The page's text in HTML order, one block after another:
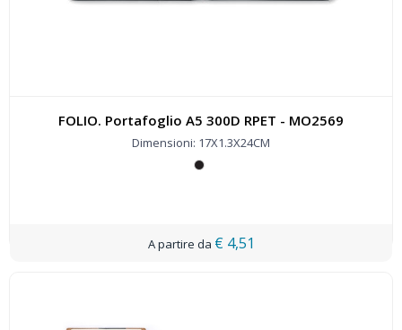
FOLIO. Portafoglio A5 300D RPET - MO2569
Dimensioni: 17X1.3X24CM
€ 4,51